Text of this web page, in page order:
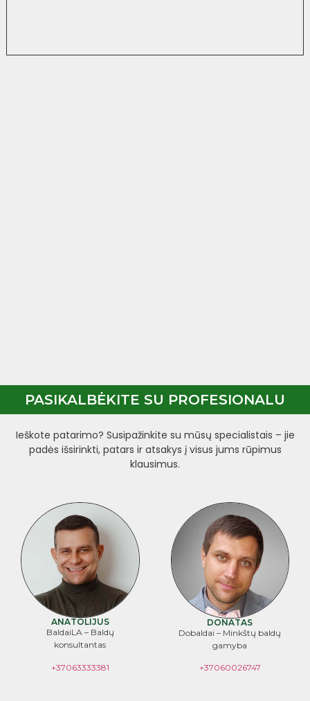
PASIKALBĖKITE SU PROFESIONALU
Ieškote patarimo? Susipažinkite su mūsų specialistais – jie
padės išsirinkti, patars ir atsakys į visus jums rūpimus
klausimus.
ANATOLIJUS
BaldaiLA – Baldų
konsultantas
+37063333381
DONATAS
Dobaldai – Minkštų baldų
gamyba
+37060026747